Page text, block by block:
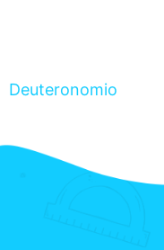
Deuteronomio